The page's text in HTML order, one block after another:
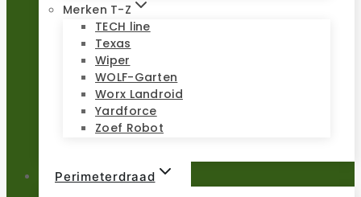
Merken T-Z
TECH line
Texas
Wiper
WOLF-Garten
Worx Landroid
Yardforce
Zoef Robot
Perimeterdraad